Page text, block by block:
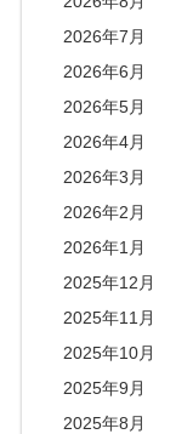
2026年7月
2026年6月
2026年5月
2026年4月
2026年3月
2026年2月
2026年1月
2025年12月
2025年11月
2025年10月
2025年9月
2025年8月